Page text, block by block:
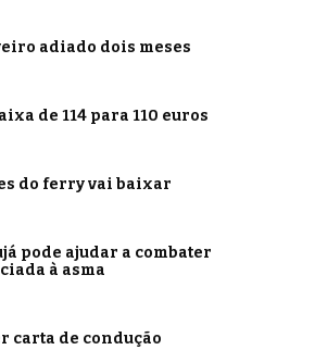
adiado dois meses
de 114 para 110 euros
do ferry vai baixar
pode ajudar a combater
à asma
carta de condução